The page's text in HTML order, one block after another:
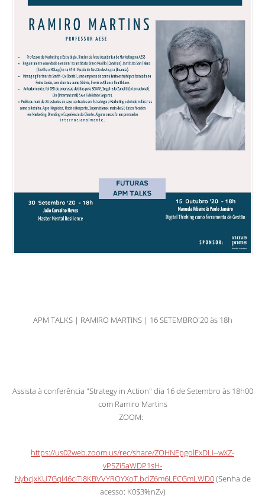
APM TALKS | RAMIRO MARTINS | 16 SETEMBRO'20 às 18h
Assista à conferência "Strategy in Action" dia 16 de Setembro às 18h00
com Ramiro Martins
ZOOM:
https://us02web.zoom.us/rec/share/ZOHNEpgolExDLi--wXZ-
vP5Zi5aWDP1sH-
NybcjxKU7Gql46clTi8KBVVYROYXoT.bclZ6m6LECGmLWD0(Senha de
acesso: K0$3%nZv)